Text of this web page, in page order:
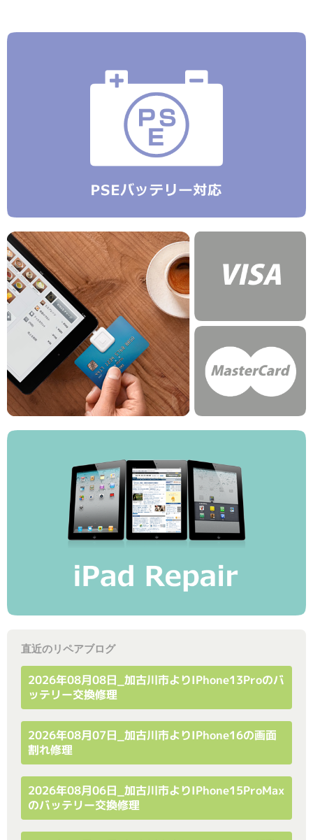
直近のリペアブログ
2026年08月08日_加古川市よりiPhone13Proのバ
ッテリー交換修理
2026年08月07日_加古川市よりiPhone16の画面
割れ修理
2026年08月06日_加古川市よりiPhone15ProMax
のバッテリー交換修理